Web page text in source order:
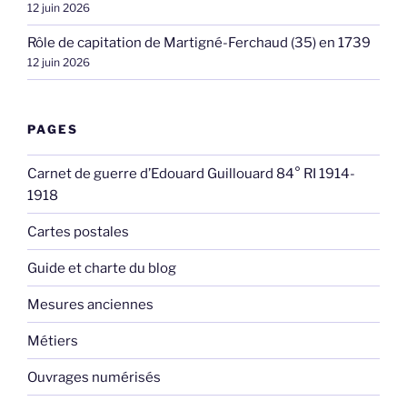
12 juin 2026
Rôle de capitation de Martigné-Ferchaud (35) en 1739
12 juin 2026
PAGES
Carnet de guerre d’Edouard Guillouard 84° RI 1914-
1918
Cartes postales
Guide et charte du blog
Mesures anciennes
Métiers
Ouvrages numérisés